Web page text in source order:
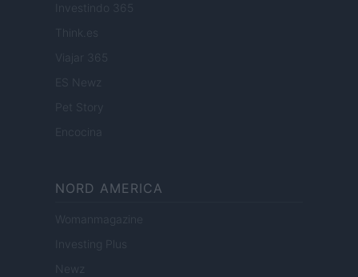
Investindo 365
Think.es
Viajar 365
ES Newz
Encocina
NORD AMERICA
Womanmagazine
Investing Plus
Newz